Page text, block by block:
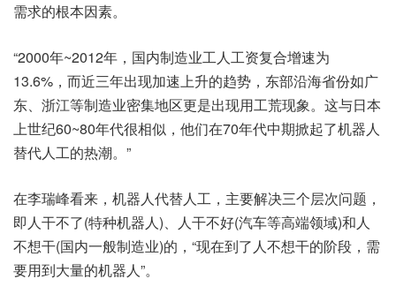
需求的根本因素。
“2000年~2012年，国内制造业工人工资复合增速为
13.6%，而近三年出现加速上升的趋势，东部沿海省份如广
东、浙江等制造业密集地区更是出现用工荒现象。这与日本
上世纪60~80年代很相似，他们在70年代中期掀起了机器人
替代人工的热潮。”
在李瑞峰看来，机器人代替人工，主要解决三个层次问题，
即人干不了(特种机器人)、人干不好(汽车等高端领域)和人
不想干(国内一般制造业)的，“现在到了人不想干的阶段，需
要用到大量的机器人”。